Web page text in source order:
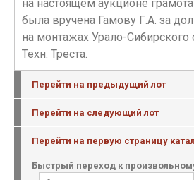
на настоящем аукционе
была вручена Гамову Г.А. за
на монтажах Урало-Сибирского
Техн. Треста.
Перейти на предыдущий лот
Перейти на следующий лот
Перейти на первую страницу
Быстрый переход к